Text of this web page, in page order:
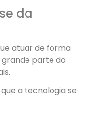
da
atuar de forma
grande parte do
a tecnologia se